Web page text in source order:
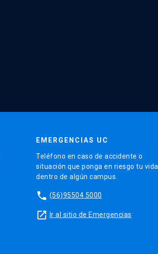
EMERGENCIAS UC
Teléfono en caso de accidente o
situación que ponga en riesgo tu vida
dentro de algún campus.
phone (56)95504 5000
launch Ir al sitio de Emergencias